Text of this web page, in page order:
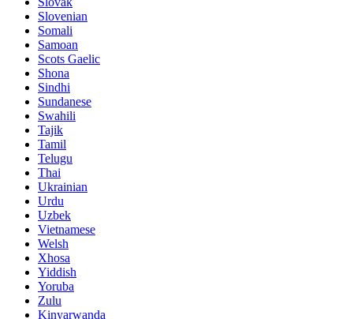
Slovenian
Somali
Samoan
Scots Gaelic
Shona
Sindhi
Sundanese
Swahili
Tajik
Tamil
Telugu
Thai
Ukrainian
Urdu
Uzbek
Vietnamese
Welsh
Xhosa
Yiddish
Yoruba
Zulu
Kinyarwanda